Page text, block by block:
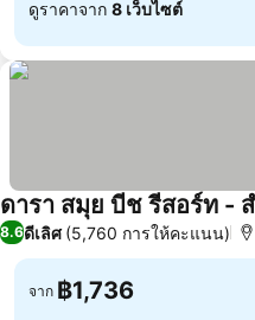
ดูราคาจาก 8 เว็บไซต์
ดารา สมุย บีช รีสอร์ท -
8.6ดีเลิศ (5,760 การให้คะแนน)
จาก ฿1,736